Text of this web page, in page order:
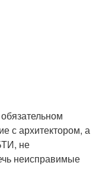
с архитектором, а
не
неисправимые